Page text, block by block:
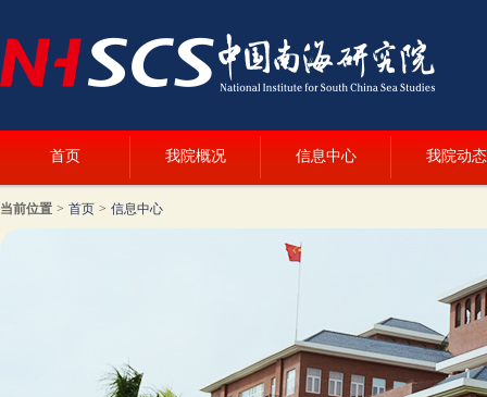
首页 我院概况 信息中心 我院动态
当前位置 > 首页 > 信息中心